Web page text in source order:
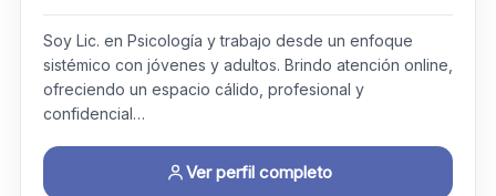
Soy Lic. en Psicología y trabajo desde un enfoque
sistémico con jóvenes y adultos. Brindo atención online,
ofreciendo un espacio cálido, profesional y
confidencial…
Ver perfil completo